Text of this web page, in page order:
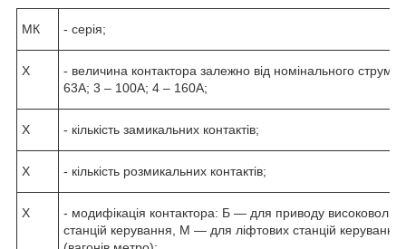
МК - серія;
X
- величина контактора залежно від номінального
63А; 3 – 100А; 4 – 160А;
X - кількість замикальних контактів;
X - кількість розмикальних контактів;
X
- модифікація контактора: Б — для приводу
станцій керування, М — для ліфтових станцій